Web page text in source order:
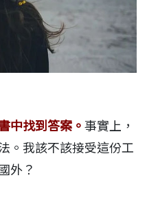
中找到答案。 事實上，
。我該不該接受這份工
外？